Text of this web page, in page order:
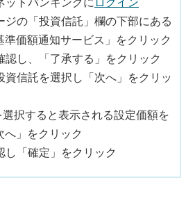
ジの「投資信託」欄の下部にある
準価額通知サービス」をクリック
認し、「了承する」をクリック
資信託を選択し「次へ」をクリッ
択すると表示される設定価額を
へ」をクリック
し「確定」をクリック